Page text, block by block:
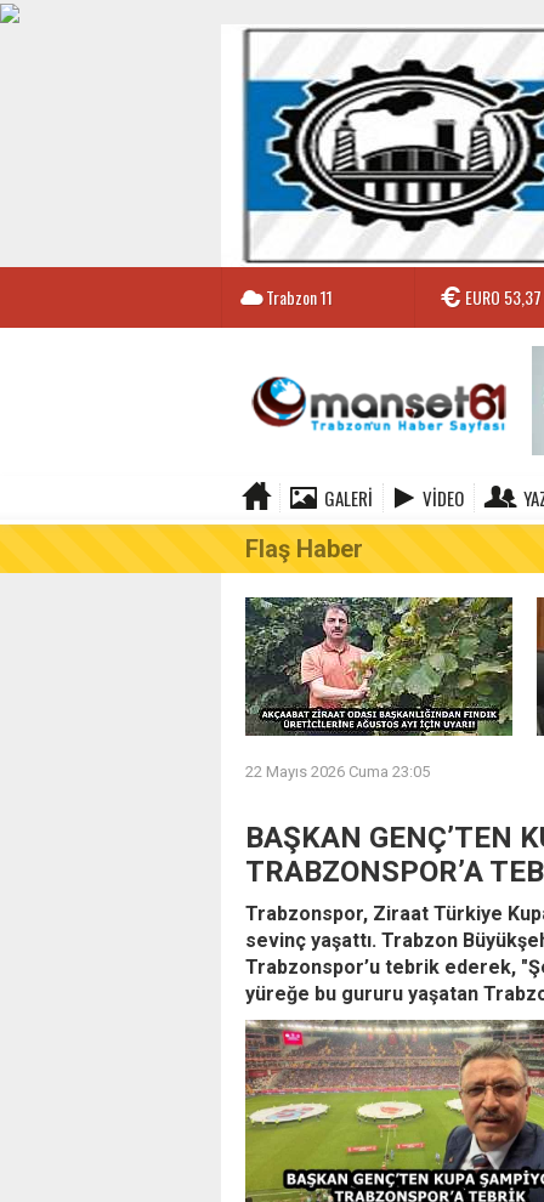
Trabzon11 EURO53,37
GALERI VIDEO
Flaş Haber
AKÇAABAT ZİRAAT ODASI
22 Mayıs 2026 Cuma 23:05
BAŞKAN GENÇ’TEN
TRABZONSPOR’A
Trabzonspor, Ziraat Türkiye
sevinç yaşattı. Trabzon
Trabzonspor’u tebrik ederek,
yüreğe bu gururu yaşatan